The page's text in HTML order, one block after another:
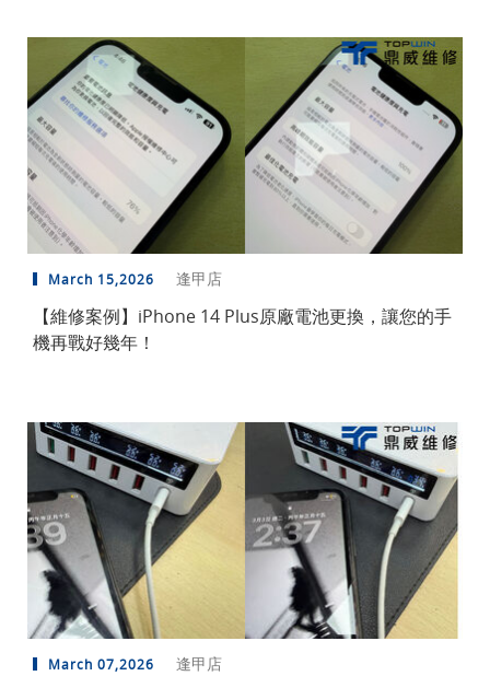
March 15,2026 逢甲店
【維修案例】iPhone 14 Plus原廠電池更換，讓您的手
機再戰好幾年！
March 07,2026 逢甲店